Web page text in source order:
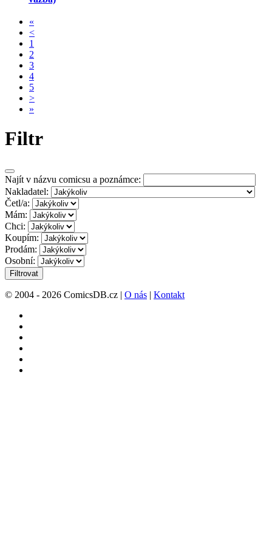
«
<
1
2
3
4
5
>
»
Filtr
Najít v názvu comicsu a poznámce:
Nakladatel:
Četl/a:
Mám:
Chci:
Koupím:
Prodám:
Osobní:
Filtrovat
© 2004 - 2026 ComicsDB.cz | O nás | Kontakt